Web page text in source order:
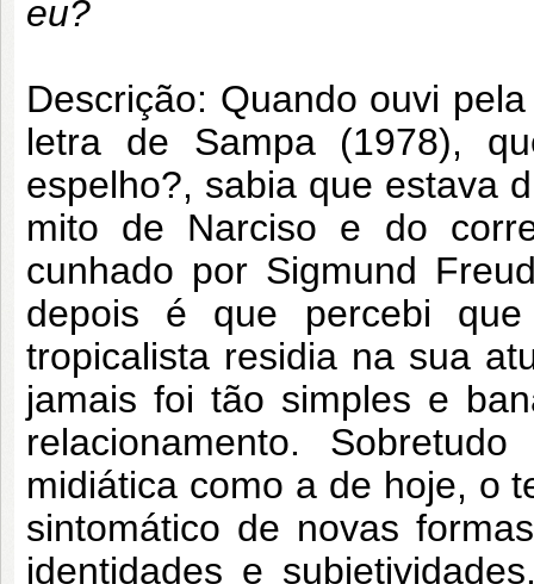
eu?
Descrição: Quando ouvi
letra de Sampa (1978),
espelho?, sabia que estava
mito de Narciso e do
cunhado por Sigmund
depois é que percebi
tropicalista residia na sua
jamais foi tão simples e
relacionamento.
midiática como a de hoje, o
sintomático de novas
identidades e